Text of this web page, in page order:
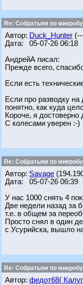
Re: Собратьям по
Автор: Duck_Hunter
Дата: 05-07-26 06:18
АндрейА писал:
Прежде всего,
Если есть
Если про разводку
понятно, как куда
Короче, я
С колесами уверен :-)
Re: Собратьям по
Автор: Savage
Дата: 05-07-26 06:39
У нас 1000 снять 4
Две недели назад за
т.е. в общем за
Просто снял в один
с Усурийска, вышло
Re: Собратьям по
Автор: федот68(